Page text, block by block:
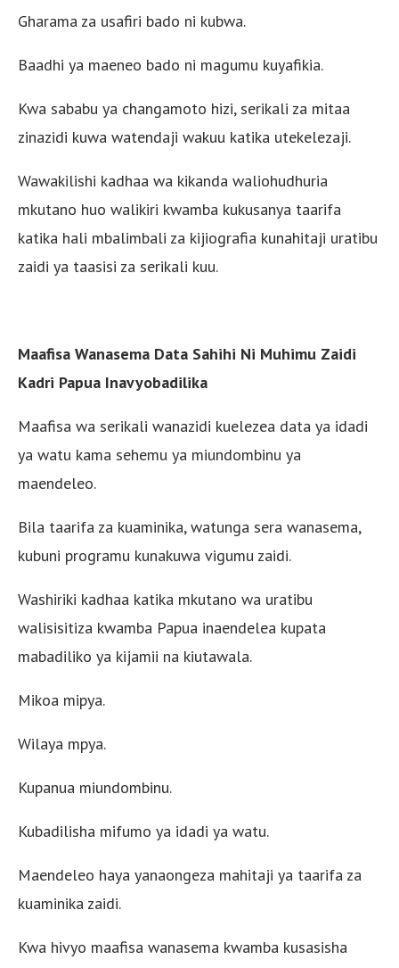
Gharama za usafiri bado ni kubwa.
Baadhi ya maeneo bado ni magumu kuyafikia.
Kwa sababu ya changamoto hizi, serikali za mitaa
zinazidi kuwa watendaji wakuu katika utekelezaji.
Wawakilishi kadhaa wa kikanda waliohudhuria
mkutano huo walikiri kwamba kukusanya taarifa
katika hali mbalimbali za kijiografia kunahitaji uratibu
zaidi ya taasisi za serikali kuu.
Maafisa Wanasema Data Sahihi Ni Muhimu Zaidi
Kadri Papua Inavyobadilika
Maafisa wa serikali wanazidi kuelezea data ya idadi
ya watu kama sehemu ya miundombinu ya
maendeleo.
Bila taarifa za kuaminika, watunga sera wanasema,
kubuni programu kunakuwa vigumu zaidi.
Washiriki kadhaa katika mkutano wa uratibu
walisisitiza kwamba Papua inaendelea kupata
mabadiliko ya kijamii na kiutawala.
Mikoa mipya.
Wilaya mpya.
Kupanua miundombinu.
Kubadilisha mifumo ya idadi ya watu.
Maendeleo haya yanaongeza mahitaji ya taarifa za
kuaminika zaidi.
Kwa hivyo maafisa wanasema kwamba kusasisha